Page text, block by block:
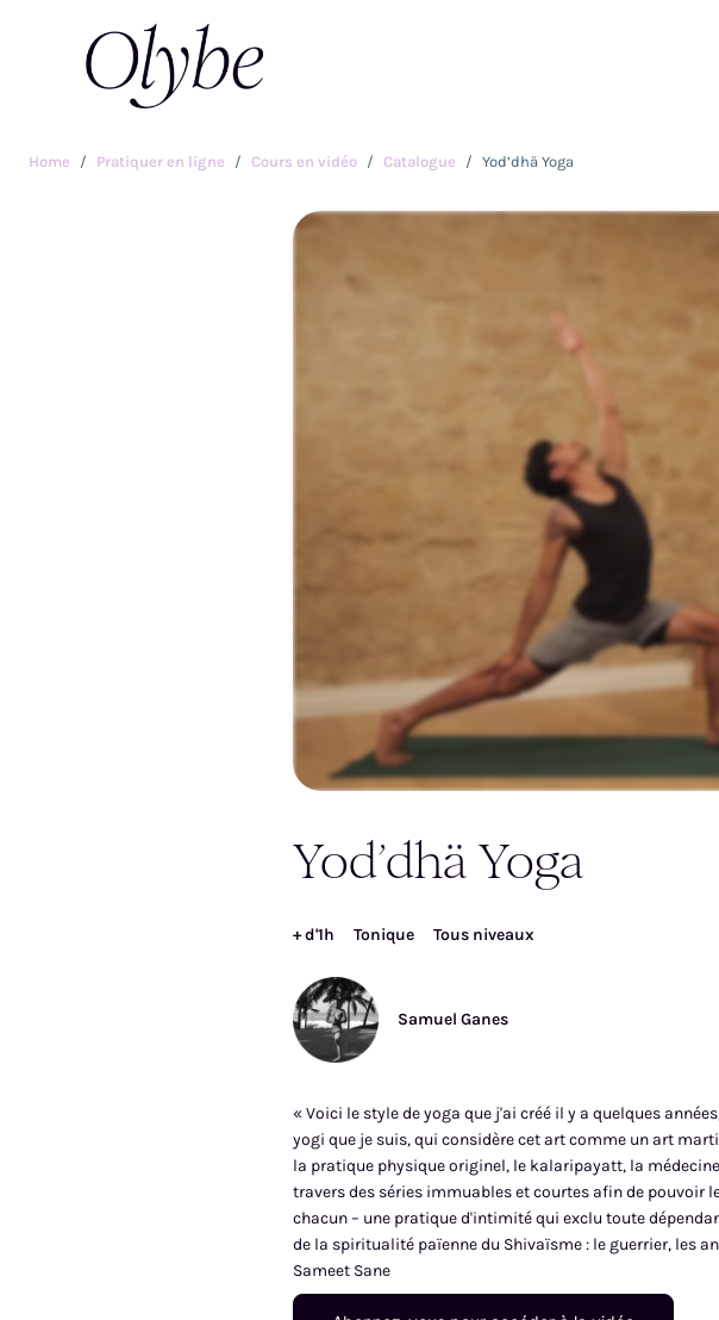
Home Pratiquer en ligne Cours en vidéo Catalogue Yod’dhä Yoga
Inscrivez-vous pour accéder gratuitement à la
vidéo
Yod’dhä Yoga
+ d'1h Tonique Tous niveaux
Samuel Ganes
« Voici le style de yoga que j'ai créé il y a quelques
yogi que je suis, qui considère cet art comme un art
la pratique physique originel, le kalaripayatt, la
travers des séries immuables et courtes afin de pouvoir
chacun – une pratique d'intimité qui exclu toute
de la spiritualité païenne du Shivaïsme : le guerrier, les
Sameet Sane